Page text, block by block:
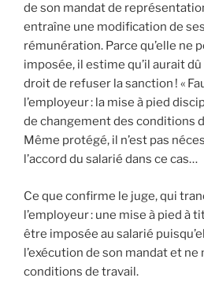
de son mandat de
entraîne une modification de
rémunération. Parce qu’elle ne
imposée, il estime qu’il aurait
droit de refuser la sanction ! «
l’employeur : la mise à pied
de changement des conditions
Même protégé, il n’est pas
l’accord du salarié dans ce cas…
Ce que confirme le juge, qui
l’employeur : une mise à pied à
être imposée au salarié
l’exécution de son mandat et ne
conditions de travail.